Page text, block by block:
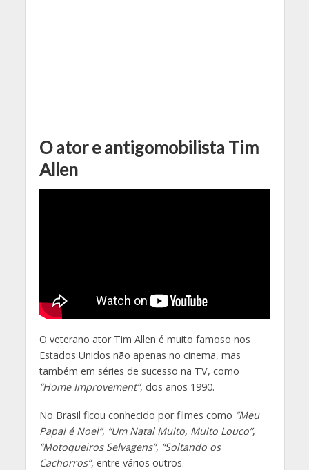
O ator e antigomobilista Tim
Allen
O veterano ator Tim Allen é muito famoso nos
Estados Unidos não apenas no cinema, mas
também em séries de sucesso na TV, como
“Home Improvement”, dos anos 1990.
No Brasil ficou conhecido por filmes como “Meu
Papai é Noel”, “Um Natal Muito, Muito Louco”,
“Motoqueiros Selvagens”, “Soltando os
Cachorros”, entre vários outros.